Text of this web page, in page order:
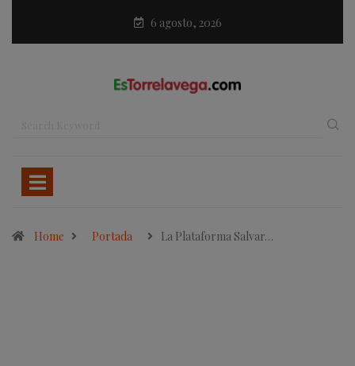
6 agosto, 2026
Home Portada La Plataforma Salvar…